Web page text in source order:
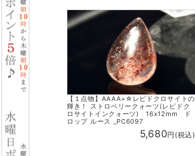
【１点物】AAAA+☆レピドクロサイトの
輝き！ ストロベリークォーツ(レピドク
ロサイトインクォーツ) 16x12mm ド
ロップ ルース _PC6097
5,680円(税込)